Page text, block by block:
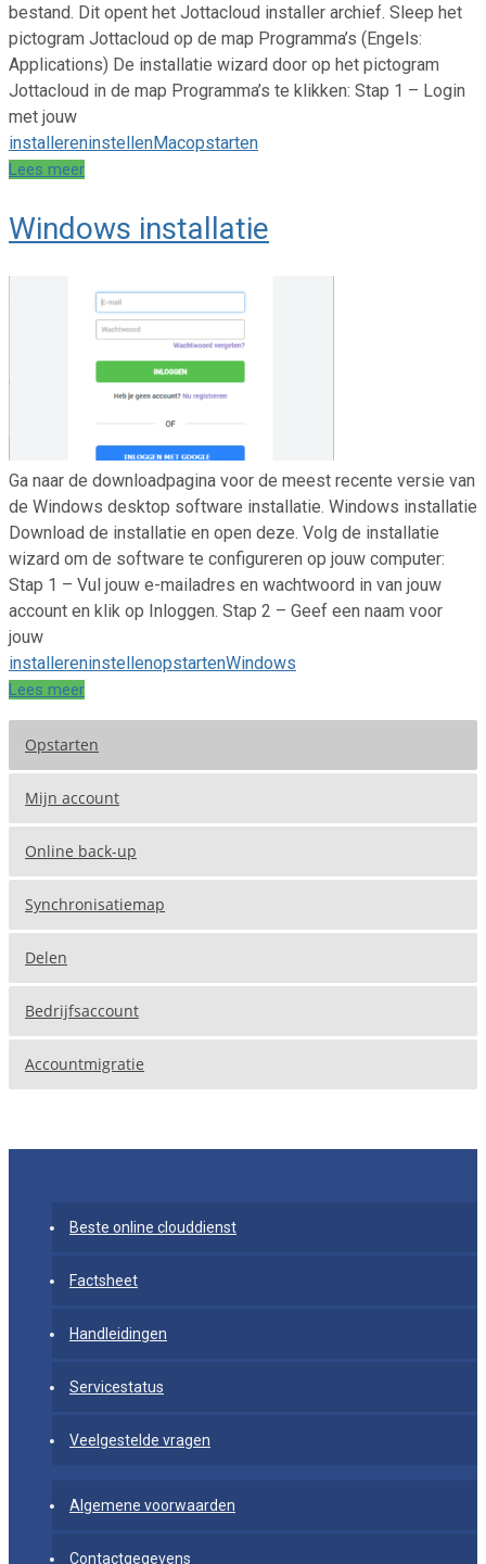
bestand. Dit opent het Jottacloud installer archief. Sleep het
pictogram Jottacloud op de map Programma’s (Engels:
Applications) De installatie wizard door op het pictogram
Jottacloud in de map Programma’s te klikken: Stap 1 – Login
met jouw
installereninstellenMacopstarten
Lees meer
Windows installatie
Ga naar de downloadpagina voor de meest recente versie van
de Windows desktop software installatie. Windows installatie
Download de installatie en open deze. Volg de installatie
wizard om de software te configureren op jouw computer:
Stap 1 – Vul jouw e-mailadres en wachtwoord in van jouw
account en klik op Inloggen. Stap 2 – Geef een naam voor
jouw
installereninstellenopstartenWindows
Lees meer
Opstarten
Mijn account
Online back-up
Synchronisatiemap
Delen
Bedrijfsaccount
Accountmigratie
Beste online clouddienst
Factsheet
Handleidingen
Servicestatus
Veelgestelde vragen
Algemene voorwaarden
Contactgegevens